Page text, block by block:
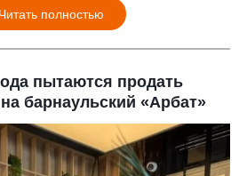
Читать полностью
пытаются продать
барнаульский «Арбат»